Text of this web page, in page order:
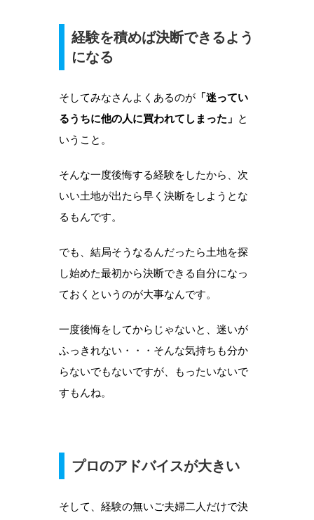
経験を積めば決断できるよう
になる
そしてみなさんよくあるのが 「迷ってい
るうちに他の人に買われてしまった」 と
いうこと。
そんな一度後悔する経験をしたから、次
いい土地が出たら早く決断をしようとな
るもんです。
でも、結局そうなるんだったら土地を探
し始めた最初から決断できる自分になっ
ておくというのが大事なんです。
一度後悔をしてからじゃないと、迷いが
ふっきれない・・・そんな気持ちも分か
らないでもないですが、もったいないで
すもんね。
プロのアドバイスが大きい
そして、経験の無いご夫婦二人だけで決